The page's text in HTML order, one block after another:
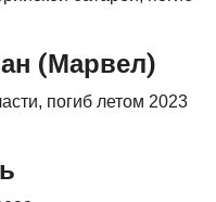
(Марвел)
погиб летом 2023